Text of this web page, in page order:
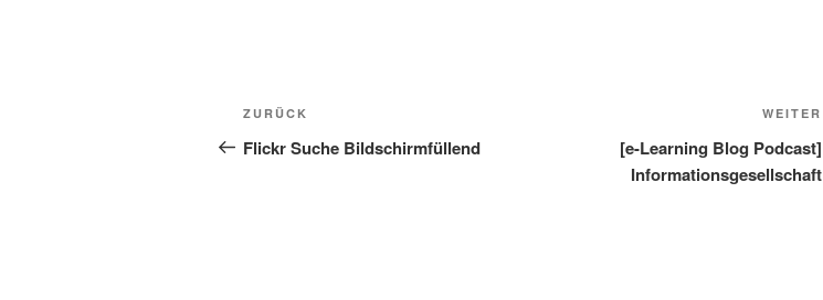
Beitragsnavigation
Vorheriger
Beitrag
ZURÜCK
Flickr Suche Bildschirmfüllend
WEITER
[e-Learning Blog Podcast]
Informationsgesellschaft